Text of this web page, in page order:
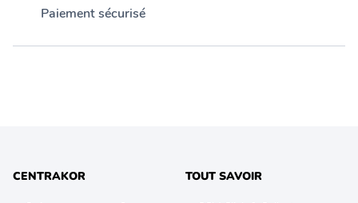
Paiement sécurisé
CENTRAKOR TOUT SAVOIR